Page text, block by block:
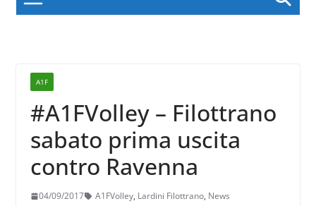
A1F
#A1FVolley – Filottrano
sabato prima uscita
contro Ravenna
04/09/2017 A1FVolley, Lardini Filottrano, News